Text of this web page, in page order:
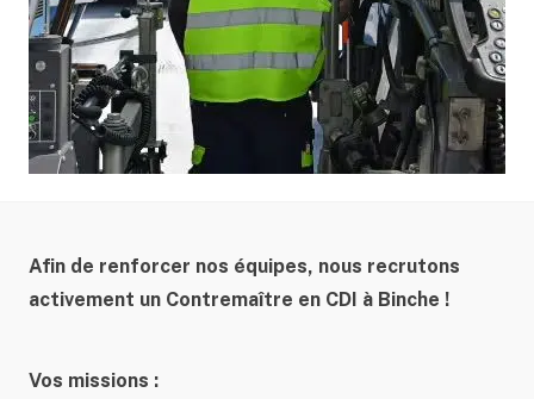
Afin de renforcer nos équipes, nous recrutons
activement un Contremaître en CDI à Binche !
Vos missions :